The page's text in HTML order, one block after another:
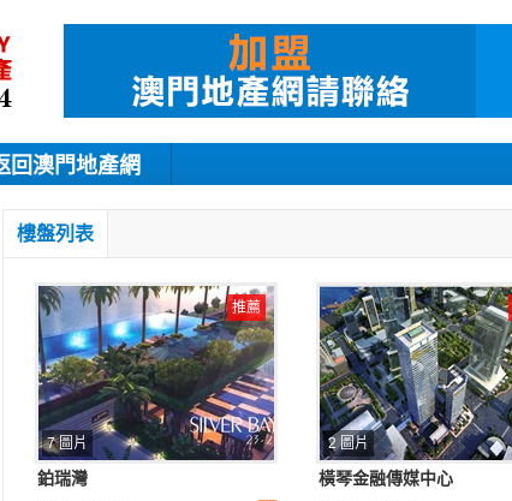
回澳門地產網
樓盤列表
鉑瑞灣
7 圖片
推薦
橫琴金融傳媒中心
2 圖片